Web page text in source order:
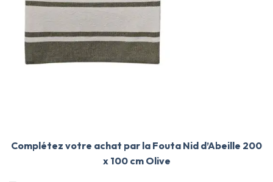
Complétez votre achat par la Fouta Nid d’Abeille 200
x 100 cm Olive